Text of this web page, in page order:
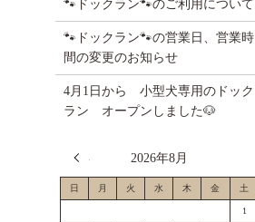
🐾ドックラン🐾のご利用について
🐾ドックラン🐾の営業日、営業時
間の変更のお知らせ
4月1日から 小型犬専用のドック
ラン オープンしました🐶
2026年8月
日 月 火 水 木 金 土
1